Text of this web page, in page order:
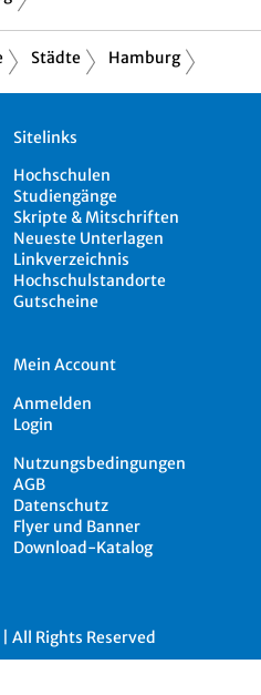
Städte Hamburg
Sitelinks
Hochschulen
Studiengänge
Skripte & Mitschriften
Neueste Unterlagen
Linkverzeichnis
Hochschulstandorte
Gutscheine
Mein Account
Anmelden
Login
Nutzungsbedingungen
AGB
Datenschutz
Flyer und Banner
Download-Katalog
Rights Reserved